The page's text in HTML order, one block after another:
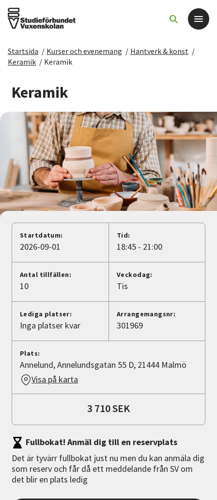
Det här gör vi
För dig som
Sök kurser och evenemang
Om SV
Starta studiecirkel
Cirkelledare
Nyheter
Avdelningar
Lyssna
Startsida / Kurser och evenemang / Hantverk & konst /
Keramik / Keramik
Keramik
Startdatum:
2026-09-01
Tid:
18:45 - 21:00
Antal tillfällen:
10
Veckodag:
Tis
Lediga platser:
Inga platser kvar
Arrangemangsnr:
301969
Plats:
Annelund, Annelundsgatan 55 D, 21444 Malmö
Visa på karta
3 710 SEK
Fullbokat! Anmäl dig till en reservplats
Det är tyvärr fullbokat just nu men du kan anmäla dig
som reserv och får då ett meddelande från SV om
det blir en plats ledig